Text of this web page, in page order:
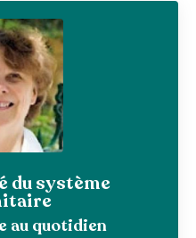
du système
au quotidien